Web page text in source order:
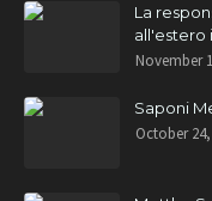
La
all'estero
November
Saponi
October